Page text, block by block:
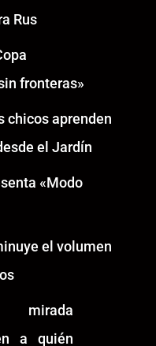
Rus
fronteras»
chicos aprenden
el Jardín
«Modo
el volumen
mirada
a quién